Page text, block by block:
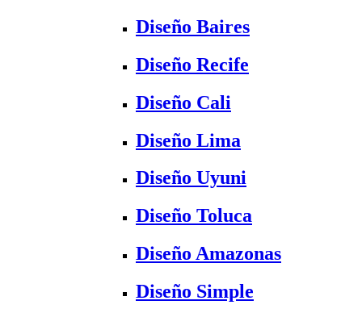
Diseño Baires
Diseño Recife
Diseño Cali
Diseño Lima
Diseño Uyuni
Diseño Toluca
Diseño Amazonas
Diseño Simple